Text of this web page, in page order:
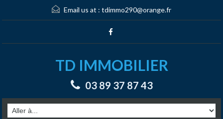
Email us at : tdimmo290@orange.fr
TD IMMOBILIER
03 89 37 87 43